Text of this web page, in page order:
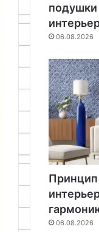
06.08.2026
Принцип
06.08.2026